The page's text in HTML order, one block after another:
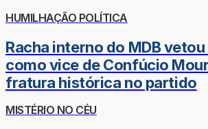
HUMILHAÇÃO POLÍTICA
Racha interno do MDB
como vice de Confúcio
fratura histórica no partido
MISTÉRIO NO CÉU